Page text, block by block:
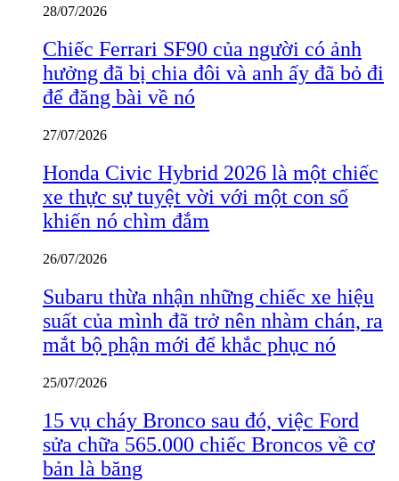
28/07/2026
Chiếc Ferrari SF90 của người có ảnh
hưởng đã bị chia đôi và anh ấy đã bỏ đi
để đăng bài về nó
27/07/2026
Honda Civic Hybrid 2026 là một chiếc
xe thực sự tuyệt vời với một con số
khiến nó chìm đắm
26/07/2026
Subaru thừa nhận những chiếc xe hiệu
suất của mình đã trở nên nhàm chán, ra
mắt bộ phận mới để khắc phục nó
25/07/2026
15 vụ cháy Bronco sau đó, việc Ford
sửa chữa 565.000 chiếc Broncos về cơ
bản là băng